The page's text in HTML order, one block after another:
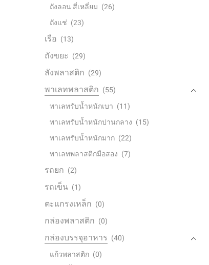
ถังลอน สี่เหลี่ยม (26)
ถังแช่ (23)
เรือ (13)
ถังขยะ (29)
ลังพลาสติก (29)
พาเลทพลาสติก (55)
พาเลทรับน้ำหนักเบา (11)
พาเลทรับน้ำหนักปานกลาง (15)
พาเลทรับน้ำหนักมาก (22)
พาเลทพลาสติกมือสอง (7)
รถยก (2)
รถเข็น (1)
ตะแกรงเหล็ก (0)
กล่องพลาสติก (0)
กล่องบรรจุอาหาร (40)
แก้วพลาสติก (0)